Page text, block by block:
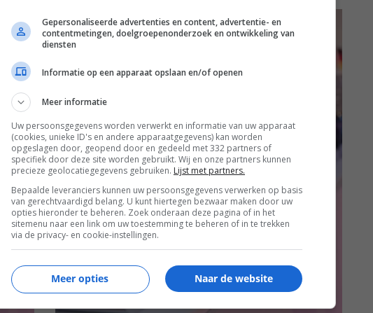
EISA
Gepersonaliseerde advertenties en content, advertentie- en
contentmetingen, doelgroepenonderzoek en ontwikkeling van
diensten
Informatie op een apparaat opslaan en/of openen
Meer informatie
Uw persoonsgegevens worden verwerkt en informatie van uw apparaat
(cookies, unieke ID's en andere apparaatgegevens) kan worden
opgeslagen door, geopend door en gedeeld met 332 partners of
specifiek door deze site worden gebruikt. Wij en onze partners kunnen
precieze geolocatiegegevens gebruiken. Lijst met partners.
Bepaalde leveranciers kunnen uw persoonsgegevens verwerken op basis
van gerechtvaardigd belang. U kunt hiertegen bezwaar maken door uw
opties hieronder te beheren. Zoek onderaan deze pagina of in het
sitemenu naar een link om uw toestemming te beheren of in te trekken
via de privacy- en cookie-instellingen.
Naar de website
Meer opties